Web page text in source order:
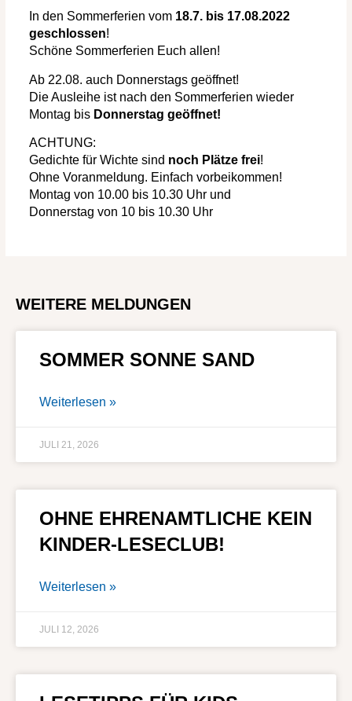
In den Sommerferien vom 18.7. bis 17.08.2022
geschlossen!
Schöne Sommerferien Euch allen!
Ab 22.08. auch Donnerstags geöffnet!
Die Ausleihe ist nach den Sommerferien wieder
Montag bis Donnerstag geöffnet!
ACHTUNG:
Gedichte für Wichte sind noch Plätze frei!
Ohne Voranmeldung. Einfach vorbeikommen!
Montag von 10.00 bis 10.30 Uhr und
Donnerstag von 10 bis 10.30 Uhr
WEITERE MELDUNGEN
SOMMER SONNE SAND
Weiterlesen »
JULI 21, 2026
OHNE EHRENAMTLICHE KEIN
KINDER-LESECLUB!
Weiterlesen »
JULI 12, 2026